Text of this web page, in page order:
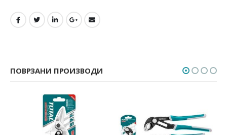
ПОВРЗАНИ ПРОИЗВОДИ